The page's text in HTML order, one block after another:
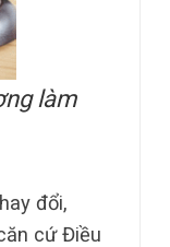
làm
đổi,
cứ Điều